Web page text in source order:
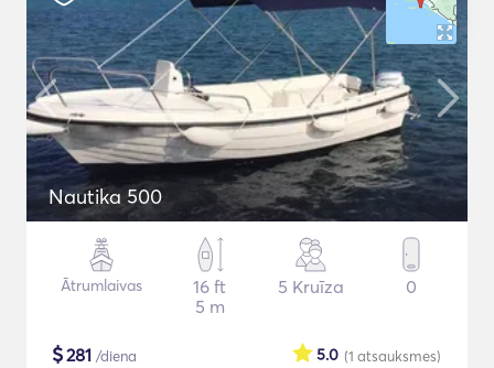
Nautika 500
Ātrumlaivas
16 ft
5 m
5 Kruīza 0
$281 /diena (1 atsauksmes)
5.0